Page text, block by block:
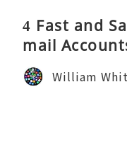
4 Fast and
mail
William